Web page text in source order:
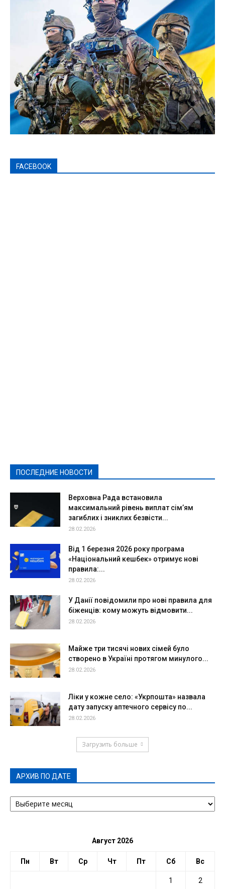
FACEBOOK
ПОСЛЕДНИЕ НОВОСТИ
Верховна Рада встановила
максимальний рівень виплат сім’ям
загиблих і зниклих безвісти...
28.02.2026
Від 1 березня 2026 року програма
«Національний кешбек» отримує нові
правила:...
28.02.2026
У Данії повідомили про нові правила для
біженців: кому можуть відмовити...
28.02.2026
Майже три тисячі нових сімей було
створено в Україні протягом минулого...
28.02.2026
Ліки у кожне село: «Укрпошта» назвала
дату запуску аптечного сервісу по...
28.02.2026
Загрузить больше
АРХИВ ПО ДАТЕ
АРХИВ
ПО
Август 2026
Пн Вт Ср Чт Пт Сб Вс
1 2